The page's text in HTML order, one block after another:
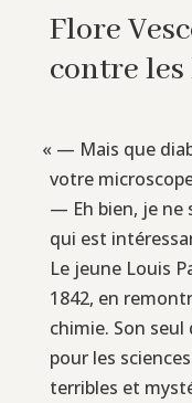
Flore
contre
« — Mais que
votre
— Eh bien, je ne
qui est
Le jeune Louis
1842, en
chimie. Son
pour les
terribles et